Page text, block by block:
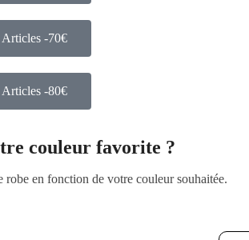
Articles -70€
Articles -80€
couleur favorite ?
robe en fonction de votre couleur souhaitée.